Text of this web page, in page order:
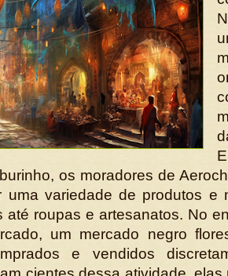
os moradores de
uma variedade de produtos e
até roupas e artesanatos. No
um mercado negro
e vendidos